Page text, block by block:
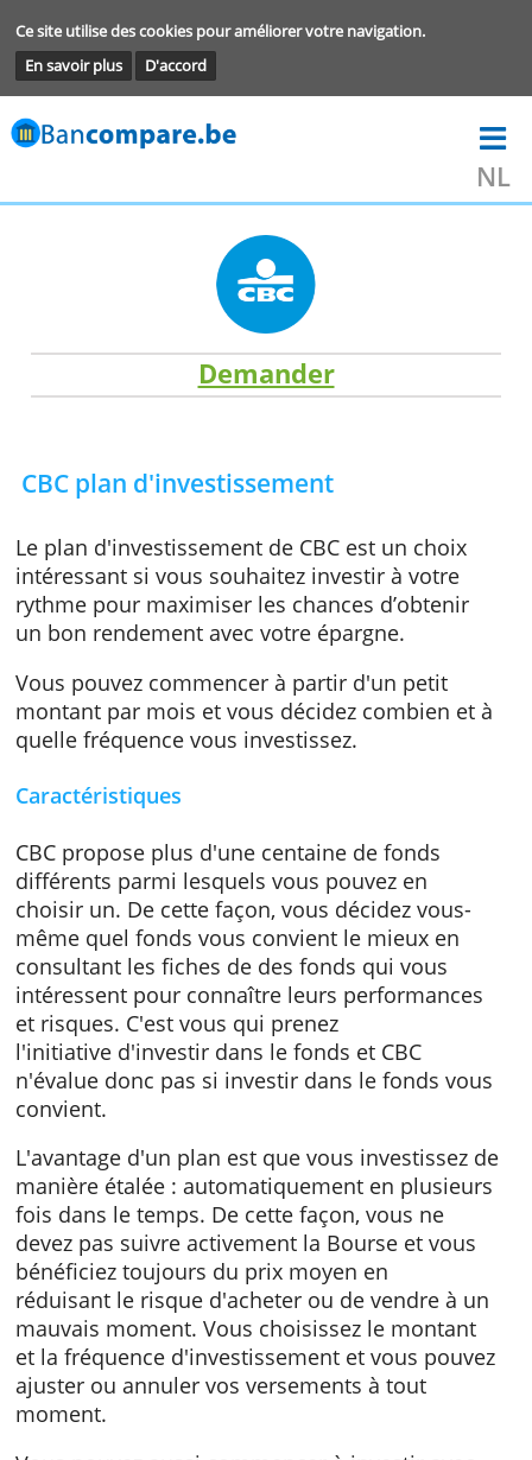
Ce site utilise des cookies pour améliorer votre navigation.
En savoir plus
D'accord
CBC plan d'investissement
Le plan d'investissement de CBC est un choix
intéressant si vous souhaitez investir à votre
rythme pour maximiser les chances
un bon rendement avec votre épargne.
montant par mois et vous décidez combien
quelle fréquence vous investissez.
Caractéristiques
CBC propose plus d'une centaine de fonds
différents parmi lesquels vous pouvez en
choisir un. De cette façon, vous décidez
même quel fonds vous convient le mieux en
consultant les fiches de des fonds qui vous
et risques. C'est vous qui prenez
l'initiative d'investir dans le fonds et CBC
n'évalue donc pas si investir dans le fonds
convient.
L'avantage d'un plan est que vous
manière étalée : automatiquement en
fois dans le temps. De cette façon, vous ne
devez pas suivre activement la Bourse et